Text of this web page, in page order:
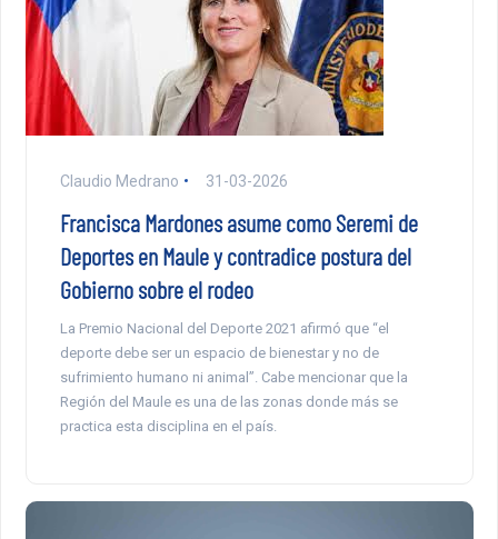
Claudio Medrano 31-03-2026
Francisca Mardones asume como Seremi de
Deportes en Maule y contradice postura del
Gobierno sobre el rodeo
La Premio Nacional del Deporte 2021 afirmó que “el
deporte debe ser un espacio de bienestar y no de
sufrimiento humano ni animal”. Cabe mencionar que la
Región del Maule es una de las zonas donde más se
practica esta disciplina en el país.